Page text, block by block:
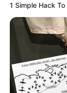
1 Simple Hack